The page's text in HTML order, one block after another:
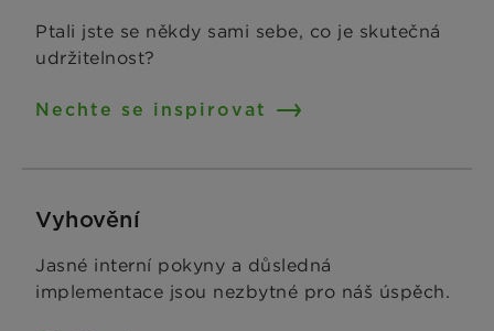
Ptali jste se někdy sami sebe, co je skutečná
udržitelnost?
Nechte se inspirovat
Vyhovění
Jasné interní pokyny a důsledná
implementace jsou nezbytné pro náš úspěch.